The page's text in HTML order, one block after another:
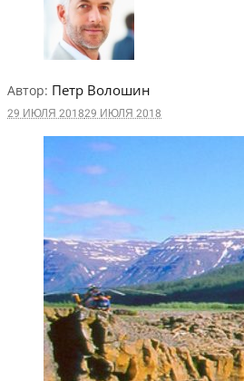
Автор: Петр Волошин
29 ИЮЛЯ 201829 ИЮЛЯ 2018